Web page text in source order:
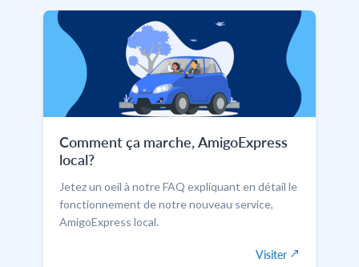
Comment ça marche, AmigoExpress
local?
Jetez un oeil à notre FAQ expliquant en détail le
fonctionnement de notre nouveau service,
AmigoExpress local.
Visiter